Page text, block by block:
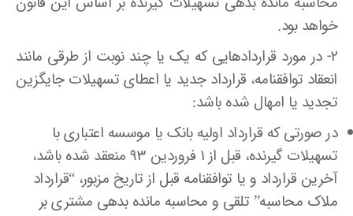
خواهد بود.
۲- در مورد قراردادهایی که یک یا چند نوبت از طرقی مانند
انعقاد توافقنامه، قرارداد جدید یا اعطای تسهیلات جایگزین
تجدید یا امهال شده باشد:
در صورتی که قرارداد اولیه بانک یا موسسه اعتباری با
تسهیلات گیرنده، قبل از ۱ فروردین ۹۳ منعقد شده باشد،
آخرین قرارداد و یا توافقنامه قبل از تاریخ مزبور، “قرارداد
ملاک محاسبه” تلقی و محاسبه مانده بدهی مشتری بر